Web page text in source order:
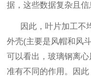
据，这些数据复杂且信
因此，叶片加工不
外壳(主要是风帽和风
可以看出，玻璃钢离
准有不同的作用。因